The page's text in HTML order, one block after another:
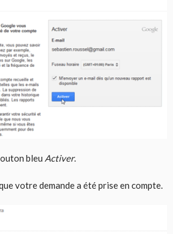
bleu Activer.
votre demande a été prise en compte.